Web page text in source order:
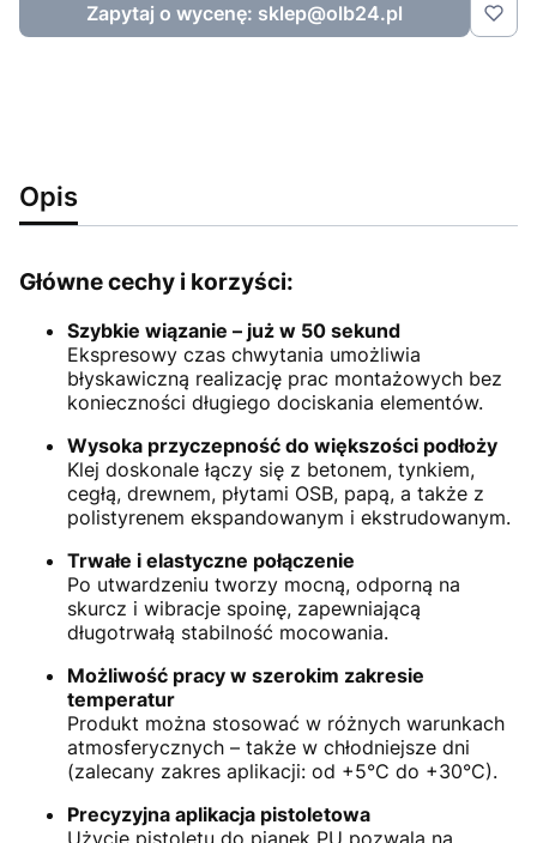
Zapytaj o wycenę: sklep@olb24.pl
Opis
Główne cechy i korzyści:
Szybkie wiązanie – już w 50 sekund
Ekspresowy czas chwytania umożliwia
błyskawiczną realizację prac montażowych bez
konieczności długiego dociskania elementów.
Wysoka przyczepność do większości podłoży
Klej doskonale łączy się z betonem, tynkiem,
cegłą, drewnem, płytami OSB, papą, a także z
polistyrenem ekspandowanym i ekstrudowanym.
Trwałe i elastyczne połączenie
Po utwardzeniu tworzy mocną, odporną na
skurcz i wibracje spoinę, zapewniającą
długotrwałą stabilność mocowania.
Możliwość pracy w szerokim zakresie
temperatur
Produkt można stosować w różnych warunkach
atmosferycznych – także w chłodniejsze dni
(zalecany zakres aplikacji: od +5°C do +30°C).
Precyzyjna aplikacja pistoletowa
Użycie pistoletu do pianek PU pozwala na